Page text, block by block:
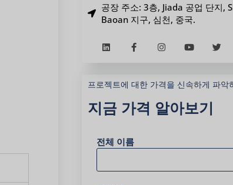
공장 주소: 3층, Jiada 공업 단지,
Baoan 지구, 심천, 중국.
프로젝트에 대한 가격을 신속하게 파악
지금 가격 알아보기
전체 이름